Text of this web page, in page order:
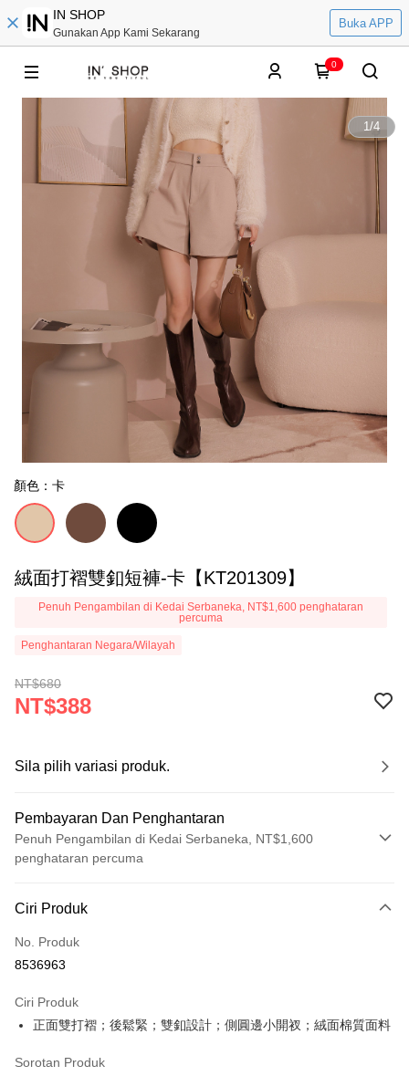
IN SHOP
Gunakan App Kami Sekarang
Buka APP
0
1/4
顏色：卡
絨面打褶雙釦短褲-卡【KT201309】
Penuh Pengambilan di Kedai Serbaneka, NT$1,600 penghataran
percuma
Penghantaran Negara/Wilayah
NT$680
NT$388
Sila pilih variasi produk.
Pembayaran Dan Penghantaran
Penuh Pengambilan di Kedai Serbaneka, NT$1,600
penghataran percuma
Kad Kredit (Bayaran Penuh)
Pengambilan di Kedai Serbaneka
Apple Pay
Ciri Produk
No. Produk
8536963
Ciri Produk
正面雙打褶；後鬆緊；雙釦設計；側圓邊小開衩；絨面棉質面料
Sorotan Produk